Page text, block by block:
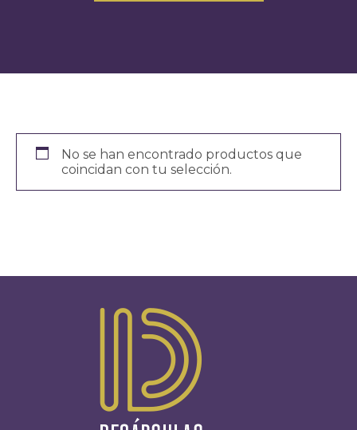
No se han encontrado productos que
coincidan con tu selección.